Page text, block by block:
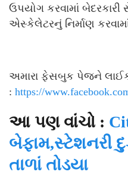
ઉપયોગ કરવામાં બેદરકારી
એસ્કેલેટરનું નિર્માણ
અમારા ફેસબુક પેજને
: https://
આ પણ વાંચો :
બેફામ,સ્ટેશનરી
તાળાં તોડયા